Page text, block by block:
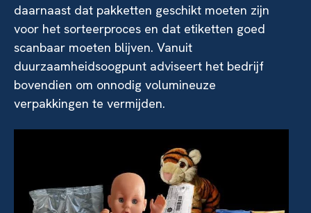
daarnaast dat pakketten geschikt moeten zijn
voor het sorteerproces en dat etiketten goed
scanbaar moeten blijven. Vanuit
duurzaamheidsoogpunt adviseert het bedrijf
bovendien om onnodig volumineuze
verpakkingen te vermijden.